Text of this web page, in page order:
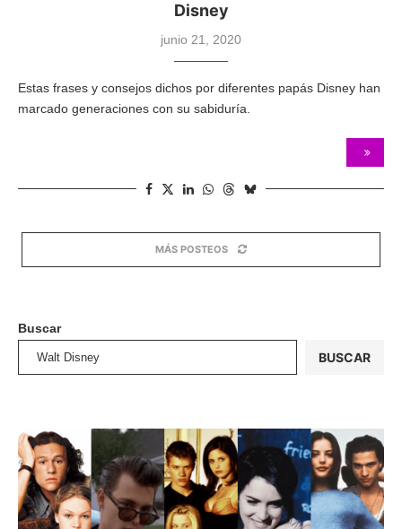
Disney
junio 21, 2020
Estas frases y consejos dichos por diferentes papás Disney han
marcado generaciones con su sabiduría.
MÁS POSTEOS
Buscar
BUSCAR